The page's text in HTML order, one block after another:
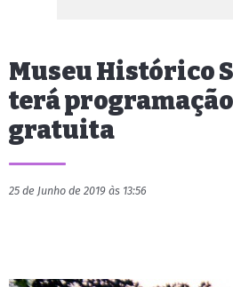
Museu Histórico
terá
gratuita
25 de Junho de 2019 às 13:56